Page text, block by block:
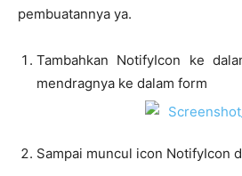
pembuatannya ya.
Tambahkan NotifyIcon ke
mendragnya ke dalam form
Sampai muncul icon NotifyIcon